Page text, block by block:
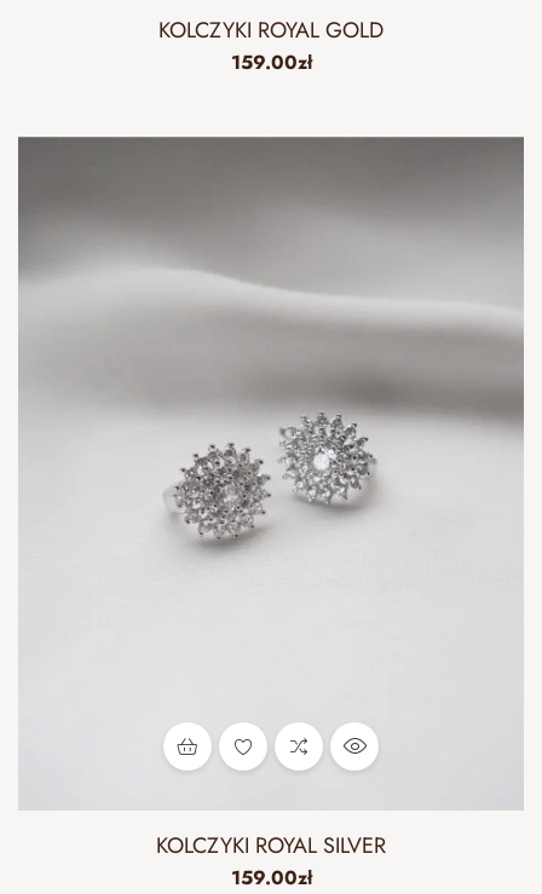
KOLCZYKI ROYAL GOLD
159.00zł
KOLCZYKI ROYAL SILVER
159.00zł